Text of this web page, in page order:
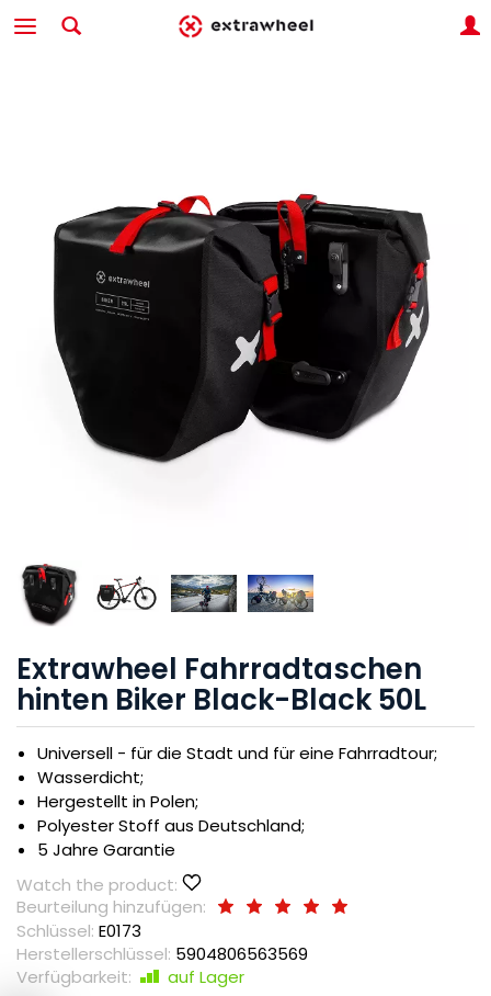
Extrawheel Fahrradtaschen
hinten Biker Black-Black 50L
Universell - für die Stadt und für eine Fahrradtour;
Wasserdicht;
Hergestellt in Polen;
Polyester Stoff aus Deutschland;
5 Jahre Garantie
Watch the product:
Beurteilung hinzufügen:
Schlüssel: E0173
Herstellerschlüssel: 5904806563569
Verfügbarkeit:
auf Lager